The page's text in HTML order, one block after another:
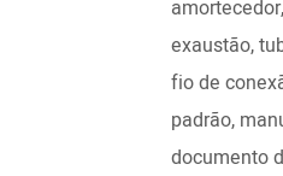
exaustão,
fio de
padrão,
documento